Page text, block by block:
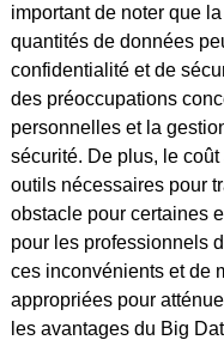
important de noter que
quantités de données
confidentialité et de
des préoccupations
personnelles et la
sécurité. De plus, le
outils nécessaires pour
obstacle pour certaines
pour les professionnels
ces inconvénients et de
appropriées pour
les avantages du Big